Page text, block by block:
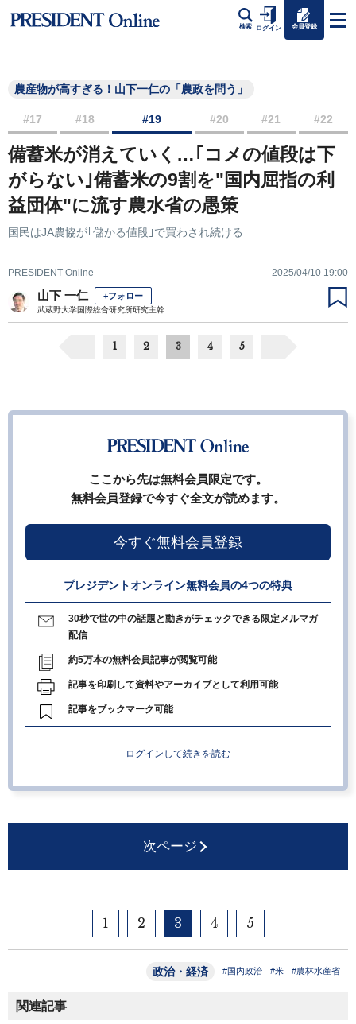
検索 ログイン 会員登録
農産物が高すぎる！山下一仁の「農政を問う」
#17 #18 #19 #20 #21 #22
備蓄米が消えていく…｢コメの値段は下
がらない｣備蓄米の9割を"国内屈指の利
益団体"に流す農水省の愚策
国民はJA農協が｢儲かる値段｣で買わされ続ける
PRESIDENT Online 2025/04/10 19:00
山下 一仁 +フォロー
武蔵野大学国際総合研究所研究主幹
1 2 3 4 5
ここから先は無料会員限定です。
無料会員登録で今すぐ全文が読めます。
今すぐ無料会員登録
プレジデントオンライン無料会員の4つの特典
30秒で世の中の話題と動きがチェックできる限定メルマガ
配信
約5万本の無料会員記事が閲覧可能
記事を印刷して資料やアーカイブとして利用可能
記事をブックマーク可能
ログインして続きを読む
次ページ
1 2 3 4 5
政治・経済 #国内政治 #米 #農林水産省
関連記事